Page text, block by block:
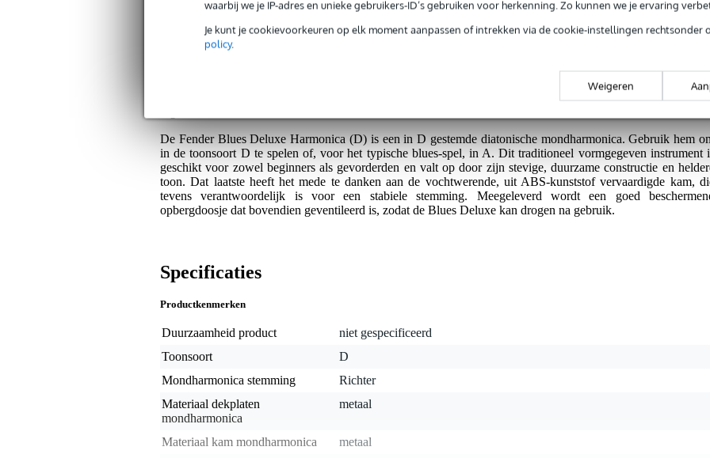
waarbij we je IP-adres en unieke gebruikers-ID’s gebruiken voor herkenning. Zo kunnen we je ervaring
Je kunt je cookievoorkeuren op elk moment aanpassen of intrekken via de cookie-instellingen rechtsonder
policy.
Weigeren
Servicebelofte
Bax Music Garantie
De Fender Blues Deluxe Harmonica (D) is een in D gestemde diatonische mondharmonica. Gebruik hem
in de toonsoort D te spelen of, voor het typische blues-spel, in A. Dit traditioneel vormgegeven instrument
geschikt voor zowel beginners als gevorderden en valt op door zijn stevige, duurzame constructie en
toon. Dat laatste heeft het mede te danken aan de vochtwerende, uit ABS-kunststof vervaardigde kam,
tevens verantwoordelijk is voor een stabiele stemming. Meegeleverd wordt een goed
opbergdoosje dat bovendien geventileerd is, zodat de Blues Deluxe kan drogen na gebruik.
Specificaties
Productkenmerken
Duurzaamheid product
niet gespecificeerd
Toonsoort
D
Mondharmonica stemming
Richter
Materiaal dekplaten
mondharmonica
metaal
Materiaal kam mondharmonica
metaal